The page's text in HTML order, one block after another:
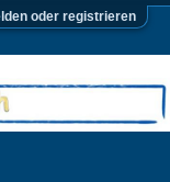
oder registrieren